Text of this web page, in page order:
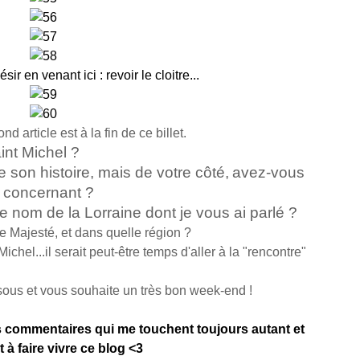
en venant ici : revoir le cloitre...
article est à la fin de ce billet.
Michel ?
son histoire, mais de votre côté, avez-vous
?
nom de la Lorraine dont je vous ai parlé ?
Majesté, et dans quelle région ?
serait peut-être temps d'aller à la "rencontre"
et vous souhaite un très bon week-end !
qui me touchent toujours autant et
à faire vivre ce blog <3